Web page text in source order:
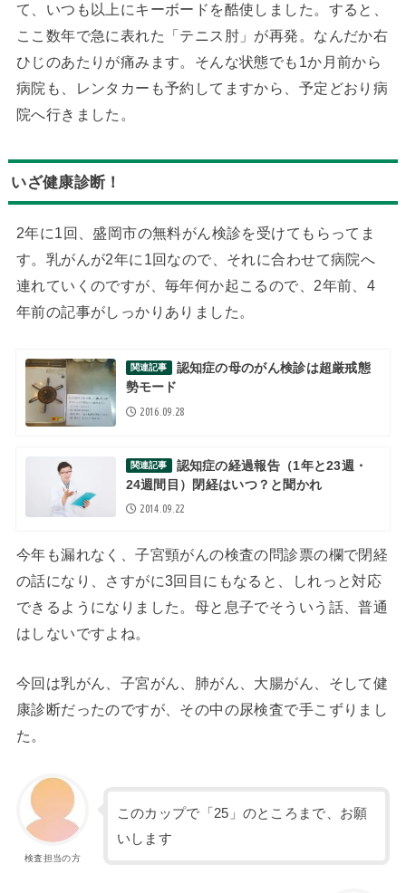
て、いつも以上にキーボードを酷使しました。すると、
ここ数年で急に表れた「テニス肘」が再発。なんだか右
ひじのあたりが痛みます。そんな状態でも1か月前から
病院も、レンタカーも予約してますから、予定どおり病
院へ行きました。
いざ健康診断！
2年に1回、盛岡市の無料がん検診を受けてもらってま
す。乳がんが2年に1回なので、それに合わせて病院へ
連れていくのですが、毎年何か起こるので、2年前、4
年前の記事がしっかりありました。
関連記事
認知症の母のがん検診は超厳戒態
勢モード
2016.09.28
関連記事
認知症の経過報告（1年と23週・
24週間目）閉経はいつ？と聞かれ
2014.09.22
今年も漏れなく、子宮頸がんの検査の問診票の欄で閉経
の話になり、さすがに3回目にもなると、しれっと対応
できるようになりました。母と息子でそういう話、普通
はしないですよね。
今回は乳がん、子宮がん、肺がん、大腸がん、そして健
康診断だったのですが、その中の尿検査で手こずりまし
た。
検査担当の方
このカップで「25」のところまで、お願
いします